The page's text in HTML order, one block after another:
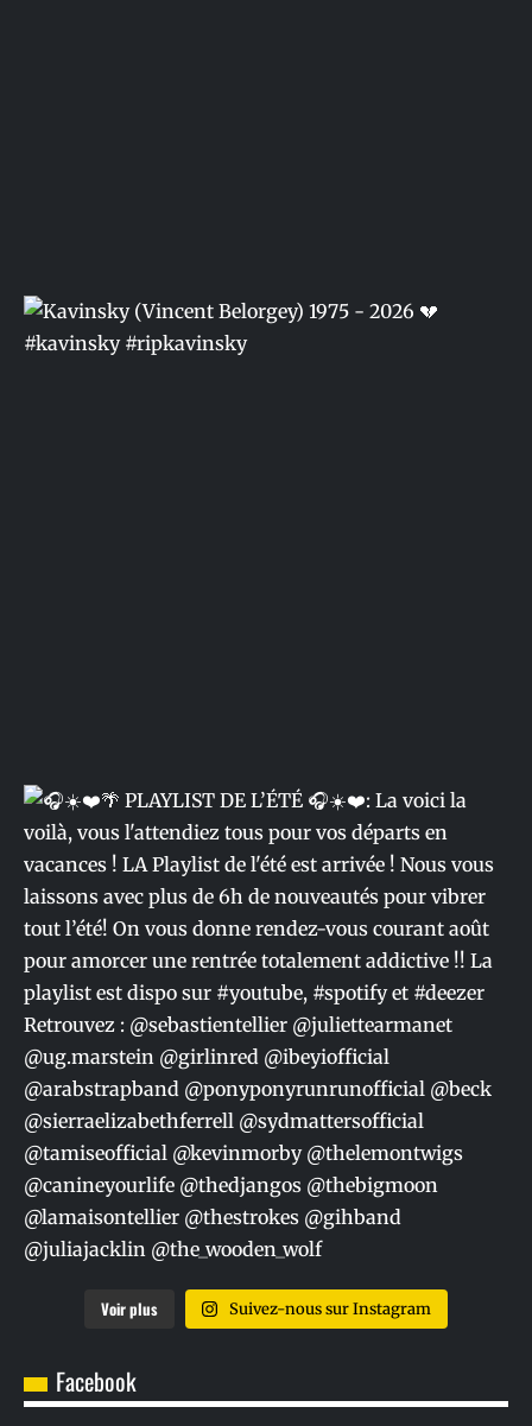
Voir plus Suivez-nous sur Instagram
Facebook